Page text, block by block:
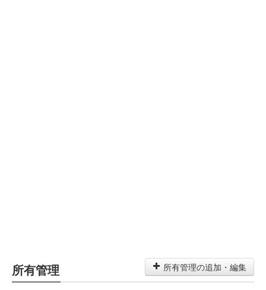
所有管理 所有管理の追加・編集